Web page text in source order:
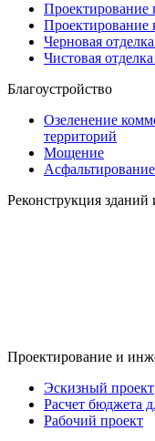
Проектирование
Черновая
Чистовая
Благоустройство
Озеленение
территорий
Мощение
Асфальтирование
Реконструкция
Проектирование и
Эскизный проект
Расчет бюджета
Рабочий проект